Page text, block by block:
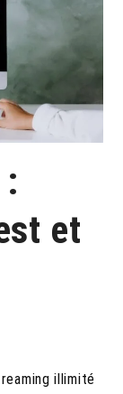
et
illimité